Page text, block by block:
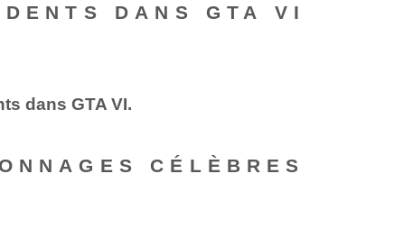
DANS GTA VI
dans GTA VI.
CÉLÈBRES